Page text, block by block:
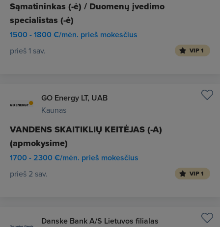
Sąmatininkas (-ė) / Duomenų įvedimo
specialistas (-ė)
1500 - 1800 €/mėn. prieš mokesčius
prieš 1 sav. VIP 1
GO Energy LT, UAB
Kaunas
VANDENS SKAITIKLIŲ KEITĖJAS (-A)
(apmokysime)
1700 - 2300 €/mėn. prieš mokesčius
prieš 2 sav. VIP 1
Danske Bank A/S Lietuvos filialas